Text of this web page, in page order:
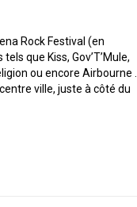
Rock Festival (en
que Kiss, Gov’T’Mule,
ou encore Airbourne …
ville, juste à côté du